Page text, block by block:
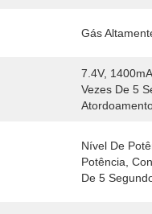
Gás
7.4V,
Vezes De 5
Nível De
Potência,
De 5